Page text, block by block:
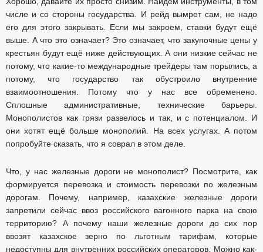
числе и со стороны государства. И рейд вымрет сам, не надо
его для этого закрывать. Если мы закроем, ставки будут ещё
выше. А что это означает? Это означает, что закупочные цены у
крестьян будут ещё ниже действующих. А они низкие сейчас не
потому, что какие-то международные трейдеры там порылись, а
потому, что государство так обустроило внутренние
взаимоотношения. Потому что у нас все обременено.
Сплошные административные, технические барьеры.
Монополистов как грязи развелось и так, и с потенциалом. И
они хотят ещё больше монополий. На всех услугах. А потом
попробуйте сказать, что я соврал в этом деле.
Что, у нас железные дороги не монополист? Посмотрите, как
формируется перевозка и стоимость перевозки по железным
дорогам. Почему, например, казахские железные дороги
запретили сейчас ввоз российского вагонного парка на свою
территорию? А почему наши железные дороги до сих пор
ввозят казахское зерно по льготным тарифам, которые
недоступны для внутренних российских операторов. Можно как-